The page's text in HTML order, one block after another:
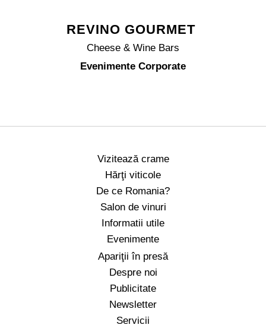
REVINO GOURMET
Cheese & Wine Bars
Evenimente Corporate
Vizitează crame
Hărţi viticole
De ce Romania?
Salon de vinuri
Informatii utile
Evenimente
Apariţii în presă
Despre noi
Publicitate
Newsletter
Servicii